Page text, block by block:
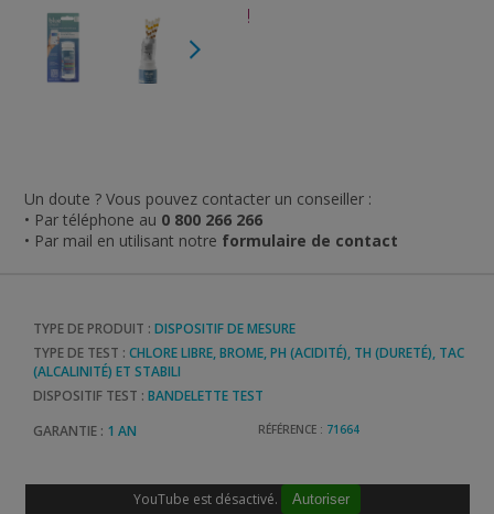
!
Un doute ? Vous pouvez contacter un conseiller :
• Par téléphone au 0 800 266 266
• Par mail en utilisant notre formulaire de contact
TYPE DE PRODUIT : DISPOSITIF DE MESURE
TYPE DE TEST : CHLORE LIBRE, BROME, PH (ACIDITÉ), TH (DURETÉ), TAC
(ALCALINITÉ) ET STABILI
DISPOSITIF TEST : BANDELETTE TEST
GARANTIE : 1 AN RÉFÉRENCE : 71664
YouTube est désactivé. Autoriser